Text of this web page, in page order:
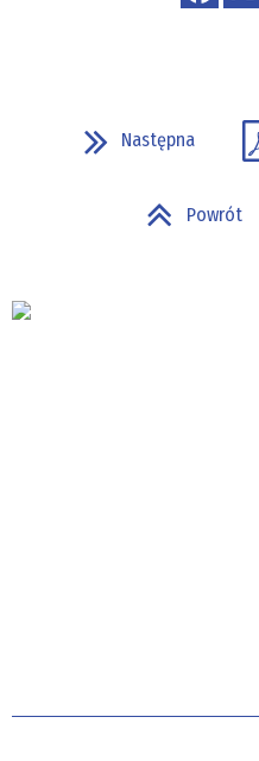
Następna
Powrót